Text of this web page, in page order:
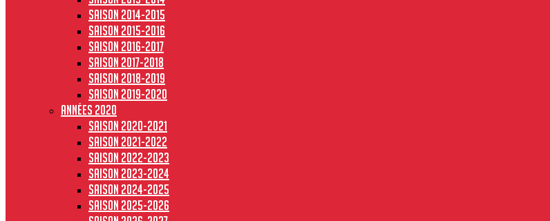
Saison 2014-2015
Saison 2015-2016
Saison 2016-2017
Saison 2017-2018
Saison 2018-2019
Saison 2019-2020
Années 2020
Saison 2020-2021
Saison 2021-2022
Saison 2022-2023
Saison 2023-2024
Saison 2024-2025
Saison 2025-2026